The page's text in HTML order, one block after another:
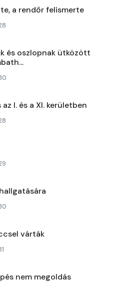
a rendőr felismerte
és oszlopnak ütközött
I. és a XI. kerületben
várták
nem megoldás